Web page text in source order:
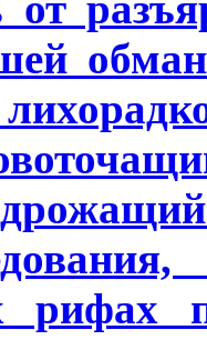
рифах